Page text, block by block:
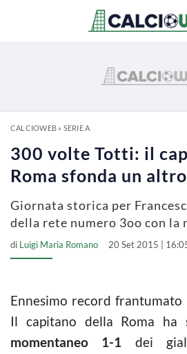
CALCIOWEB» SERIE A
300 volte Totti: il
Roma sfonda un
Giornata storica per
della rete numero 3oo con la
di Luigi Maria Romano 20 Set 2015 |
Ennesimo record frantumato
Il capitano della Roma ha
momentaneo 1-1 dei